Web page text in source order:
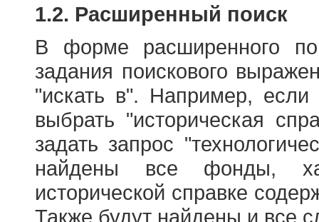
1.2. Расширенный поиск
В форме расширенного
задания поискового
"искать в". Например,
выбрать "историческая
задать запрос
найдены все фонды,
исторической справке
Также будут найдены и все